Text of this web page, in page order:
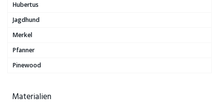
Hubertus
Jagdhund
Merkel
Pfanner
Pinewood
Materialien